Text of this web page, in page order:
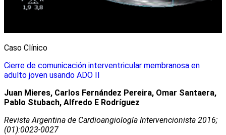
Caso Clínico
Cierre de comunicación interventricular membranosa en
adulto joven usando ADO II
Juan Mieres, Carlos Fernández Pereira, Omar Santaera,
Pablo Stubach, Alfredo E Rodríguez
Revista Argentina de Cardioangiologí­a Intervencionista 2016;
(01):0023-0027